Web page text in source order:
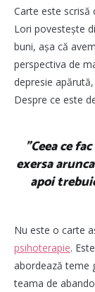
Carte este scrisă
Lori povestește
buni, așa că
perspectiva de
depresie
Despre ce este
”Ceea ce
exersa
apoi
Nu este o carte
psihoterapie.
abordează teme
teama de